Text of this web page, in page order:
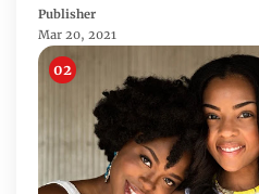
Publisher
Mar 20, 2021